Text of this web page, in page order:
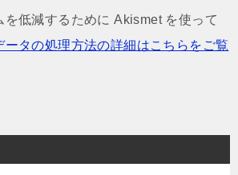
を低減するために Akismet を使って
ータの処理方法の詳細はこちらをご覧